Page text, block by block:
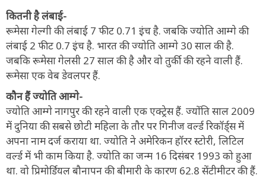
कितनी है लंबाई-
रूमेसा गेल्गी की लंबाई 7 फीट 0.71 इंच है. जबकि ज्योति आम्गे की
लंबाई 2 फीट 0.7 इंच है. भारत की ज्योति आम्गे 30 साल की है.
जबकि रूमेसा गेलसी 27 साल की है और वो तुर्की की रहने वाली हैं.
रूमेसा एक वेब डेवलपर हैं.
कौन हैं ज्योति आम्गे-
ज्योति आम्गे नागपुर की रहने वाली एक एक्ट्रेस हैं. ज्योंति साल 2009
में दुनिया की सबसे छोटी महिला के तौर पर गिनीज वर्ल्ड रिकॉर्ड्स में
अपना नाम दर्ज कराया था. ज्योति ने अमेरिकन हॉरर स्टोरी, लिटिल
वर्ल्ड में भी काम किया है. ज्योति का जन्म 16 दिसंबर 1993 को हुआ
था. वो प्रिमोर्डियल बौनापन की बीमारी के कारण 62.8 सेंटीमीटर की हैं.